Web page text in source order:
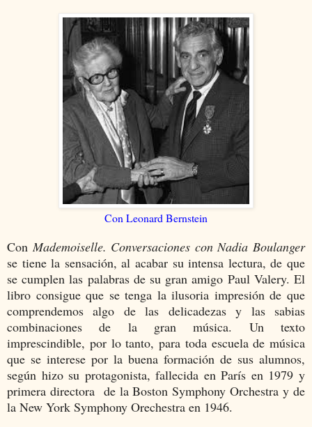
Con Leonard Bernstein
Con Mademoiselle. Conversaciones con Nadia Boulanger
se tiene la sensación, al acabar su intensa lectura, de que
se cumplen las palabras de su gran amigo Paul Valery. El
libro consigue que se tenga la ilusoria impresión de que
comprendemos algo de las delicadezas y las sabias
combinaciones de la gran música. Un texto
imprescindible, por lo tanto, para toda escuela de música
que se interese por la buena formación de sus alumnos,
según hizo su protagonista, fallecida en París en 1979 y
primera directora de la Boston Symphony Orchestra y de
la New York Symphony Orechestra en 1946.